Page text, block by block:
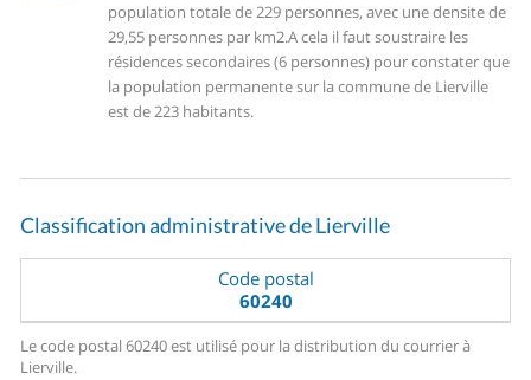
population totale de 229 personnes, avec une densite de
29,55 personnes par km2.A cela il faut soustraire les
résidences secondaires (6 personnes) pour constater que
la population permanente sur la commune de Lierville
est de 223 habitants.
Classification administrative de Lierville
Code postal
60240
Le code postal 60240 est utilisé pour la distribution du courrier à
Lierville.